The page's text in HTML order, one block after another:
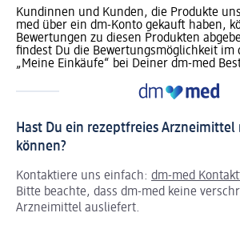
Kundinnen und Kunden, die Produkte
med über ein dm-Konto gekauft haben,
Bewertungen zu diesen Produkten
findest Du die Bewertungsmöglichkeit im
„Meine Einkäufe“ bei Deiner dm-med
Hast Du ein rezeptfreies
können?
Kontaktiere uns einfach: dm-med
Bitte beachte, dass dm-med keine
Arzneimittel ausliefert.